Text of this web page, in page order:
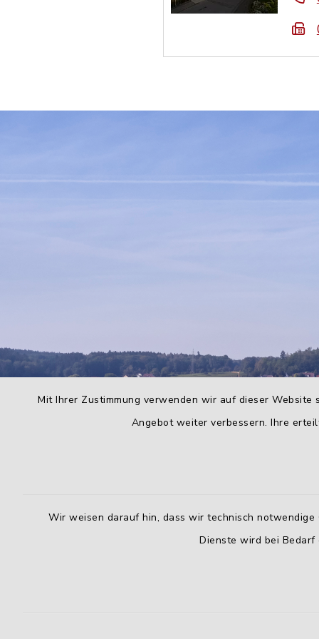
Mit Ihrer Zustimmung verwenden wir auf dieser
Angebot weiter verbessern. Ihre
Wir weisen darauf hin, dass wir technisch
Dienste wird bei